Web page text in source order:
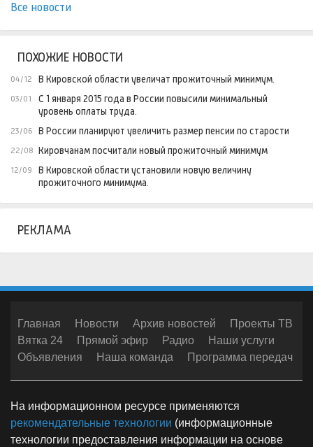
Все новости
ПОХОЖИЕ НОВОСТИ
04/12 В Кировской области увеличат прожиточный минимум.
03/01
С 1 января 2015 года в России повысили минимальный
уровень оплаты труда.
23/06 В России планируют увеличить размер пенсии по старости
22/08 Кировчанам посчитали новый прожиточный минимум
12/09
В Кировской области установили новую величину
прожиточного минимума.
РЕКЛАМА
Главная Новости Архив новостей
Проекты ТВ
Вятка 24
Прямой эфир Радио
Наши услуги
Объявления
Наша команда Программа передач
На информационном ресурсе применяются
рекомендательные технологии (информационные
технологии предоставления информации на основе